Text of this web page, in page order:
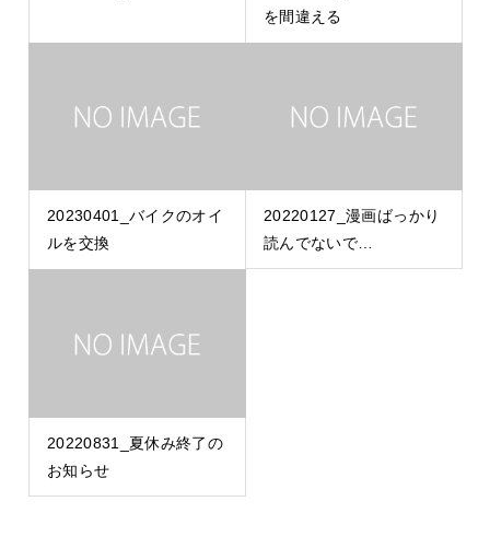
を間違える
20230401_バイクのオイ
ルを交換
20220127_漫画ばっかり
読んでないで…
20220831_夏休み終了の
お知らせ